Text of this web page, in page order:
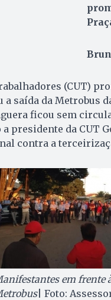
(CUT)
saída da Metrobus
ficou sem
presidente da CUT
contra a
em frente
| Foto: